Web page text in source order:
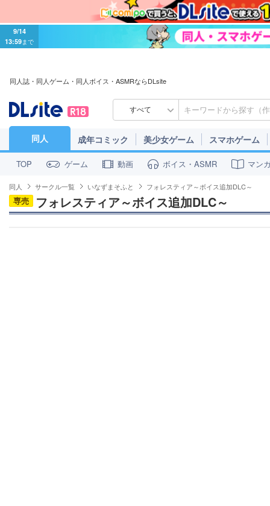
9/14
13:59まで
同人誌・同人ゲーム・同人ボイス・ASMRならDLsite
すべて
同人 成年コミック 美少女ゲーム スマホゲーム
TOP ゲーム 動画 ボイス・ASMR マン
同人 サークル一覧 いなずまそふと フォレスティア～ボイス追加DLC～
専売 フォレスティア～ボイス追加DLC～